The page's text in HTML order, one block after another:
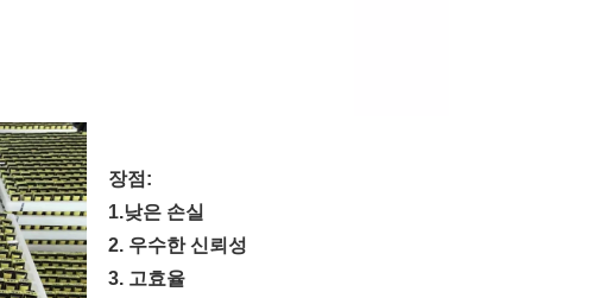
장점:
1.낮은 손실
2. 우수한 신뢰성
3. 고효율